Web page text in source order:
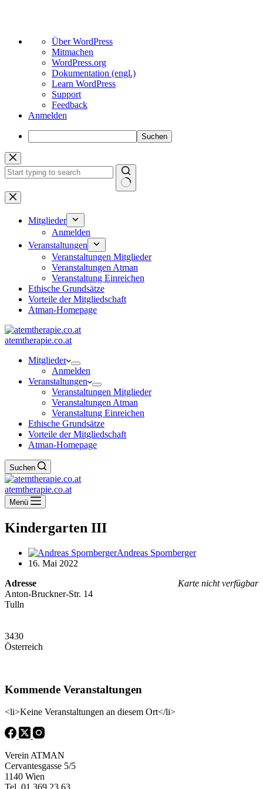
Über
WordPress
Über WordPress
Mitmachen
WordPress.org
Dokumentation (engl.)
Learn WordPress
Support
Feedback
Anmelden
Suchen
Zum
Inhalt
springen
Keine
Ergebnisse
Mitglieder
Anmelden
Veranstaltungen
Veranstaltungen Mitglieder
Veranstaltungen Atman
Veranstaltung Einreichen
Ethische Grundsätze
Vorteile der Mitgliedschaft
Atman-Homepage
atemtherapie.co.at
Mitglieder
Anmelden
Veranstaltungen
Veranstaltungen Mitglieder
Veranstaltungen Atman
Veranstaltung Einreichen
Ethische Grundsätze
Vorteile der Mitgliedschaft
Atman-Homepage
Suchen
atemtherapie.co.at
Menü
Kindergarten III
Andreas Spornberger
16. Mai 2022
Karte nicht verfügbar
Adresse
Anton-Bruckner-Str. 14
Tulln
3430
Österreich
Kommende Veranstaltungen
<li>Keine Veranstaltungen an diesem Ort</li>
Verein ATMAN
Cervantesgasse 5/5
1140 Wien